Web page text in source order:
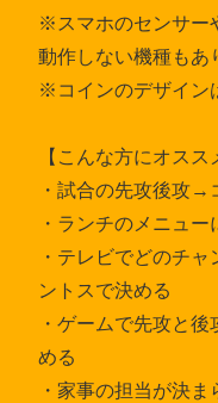
※スマホのセンサー
動作しない機種もあ
※コインのデザイン
【こんな方にオスス
・試合の先攻後攻→
・ランチのメニュ
・テレビでどのチ
ントスで決める
・ゲームで先攻と
める
・家事の担当が決